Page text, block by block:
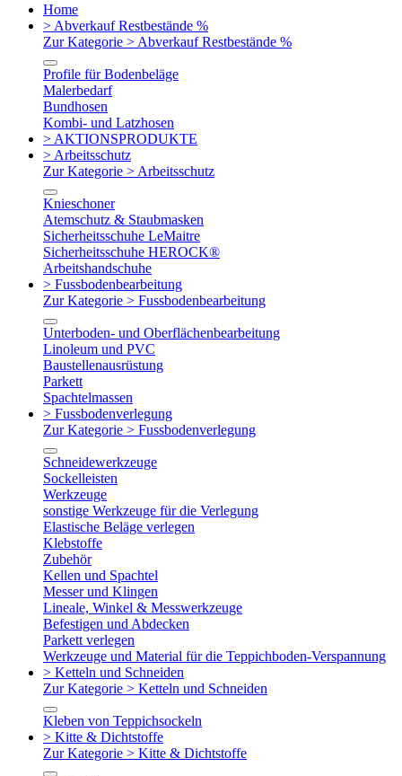
Home
> Abverkauf Restbestände %
Zur Kategorie > Abverkauf Restbestände %
Profile für Bodenbeläge
Malerbedarf
Bundhosen
Kombi- und Latzhosen
> AKTIONSPRODUKTE
> Arbeitsschutz
Zur Kategorie > Arbeitsschutz
Knieschoner
Atemschutz & Staubmasken
Sicherheitsschuhe LeMaitre
Sicherheitsschuhe HEROCK®
Arbeitshandschuhe
> Fussbodenbearbeitung
Zur Kategorie > Fussbodenbearbeitung
Unterboden- und Oberflächenbearbeitung
Linoleum und PVC
Baustellenausrüstung
Parkett
Spachtelmassen
> Fussbodenverlegung
Zur Kategorie > Fussbodenverlegung
Schneidewerkzeuge
Sockelleisten
Werkzeuge
sonstige Werkzeuge für die Verlegung
Elastische Beläge verlegen
Klebstoffe
Zubehör
Kellen und Spachtel
Messer und Klingen
Lineale, Winkel & Messwerkzeuge
Befestigen und Abdecken
Parkett verlegen
Werkzeuge und Material für die Teppichboden-Verspannung
> Ketteln und Schneiden
Zur Kategorie > Ketteln und Schneiden
Kleben von Teppichsockeln
> Kitte & Dichtstoffe
Zur Kategorie > Kitte & Dichtstoffe